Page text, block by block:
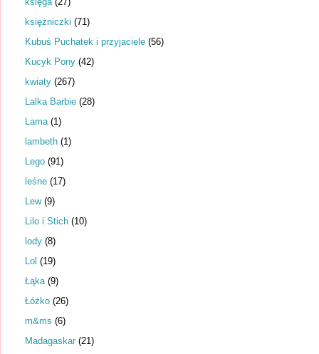
księżniczki (71)
Kubuś Puchatek i przyjaciele (56)
Kucyk Pony (42)
kwiaty (267)
Lalka Barbie (28)
Lama (1)
lambeth (1)
Lego (91)
leśne (17)
Lew (9)
Lilo i Stich (10)
lody (8)
Lol (19)
Łąka (9)
Łóżko (26)
m&ms (6)
Madagaskar (21)